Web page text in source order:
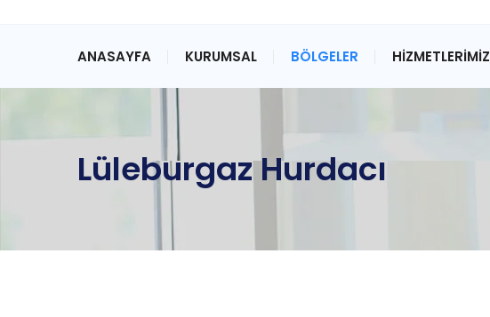
ANASAYFA KURUMSAL BÖLGELER HIZMETLERIMIZ
Lüleburgaz Hurdacı